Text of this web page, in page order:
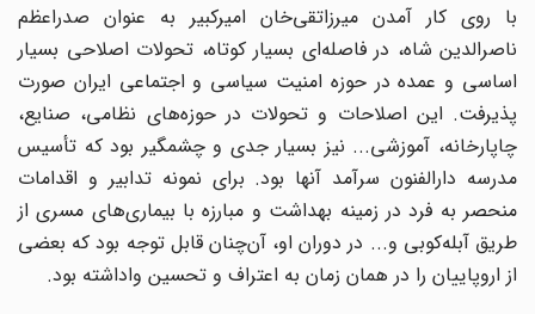
با روی کار آمدن میرزاتقی‌خان امیرکبیر به عنوان صدراعظم
ناصرالدین شاه، در فاصله‌ای بسیار کوتاه، تحولات اصلاحی بسیار
اساسی و عمده در حوزه امنیت سیاسی و اجتماعی ایران صورت
پذیرفت. این اصلاحات و تحولات در حوزه‌های نظامی، صنایع،
چاپارخانه، آموزشی... نیز بسیار جدی و چشمگیر بود که تأسیس
مدرسه دارالفنون سرآمد آنها بود. برای نمونه تدابیر و اقدامات
منحصر به فرد در زمینه بهداشت و مبارزه با بیماری‌های مسری از
طریق آبله‌کوبی و... در دوران او، آن‌چنان قابل توجه بود که بعضی
از اروپاییان را در همان زمان به اعتراف و تحسین واداشته بود.